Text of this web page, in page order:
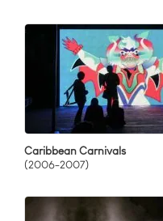
Caribbean Carnivals
(2006-2007)